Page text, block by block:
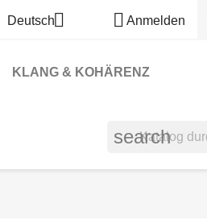
Deutsch  Anmelden
KLANG & KOHÄRENZ
search